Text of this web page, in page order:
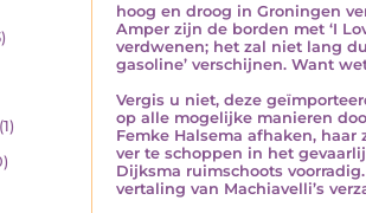
(1)
hoog en droog in Groningen
Amper zijn de borden met ‘I
verdwenen; het zal niet lang
gasoline’ verschijnen. Want
Vergis u niet, deze
op alle mogelijke manieren
Femke Halsema afhaken,
ver te schoppen in het
Dijksma ruimschoots
vertaling van Machiavelli’s